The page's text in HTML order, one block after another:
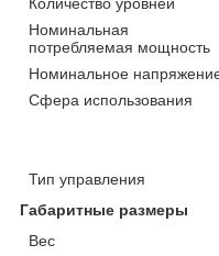
Номинальная
потребляемая мощность
Номинальное
Сфера использования
Тип управления
Габаритные размеры
Вес